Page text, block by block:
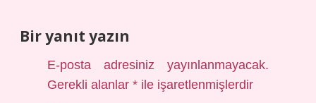
Bir yanıt yazın
E-posta adresiniz yayınlanmayacak.
Gerekli alanlar* ile işaretlenmişlerdir